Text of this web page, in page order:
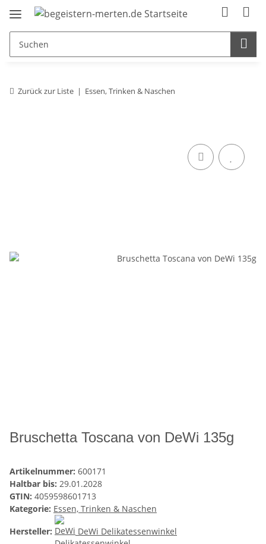
Zurück zur Liste Essen, Trinken & Naschen
Bruschetta Toscana von DeWi 135g
Artikelnummer: 600171
Haltbar bis: 29.01.2028
GTIN: 4059598601713
Kategorie: Essen, Trinken & Naschen
Hersteller:
DeWi Delikatessenwinkel